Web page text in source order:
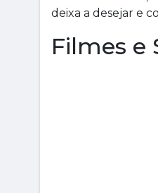
deixa a desejar e
Filmes e